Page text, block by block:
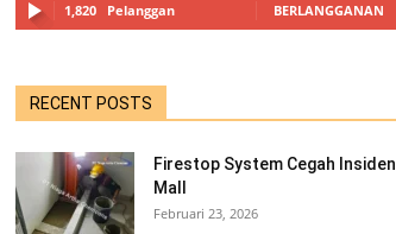
1,820 Pelanggan BERLANGGANAN
RECENT POSTS
Firestop System Cegah Insiden
Mall
Februari 23, 2026